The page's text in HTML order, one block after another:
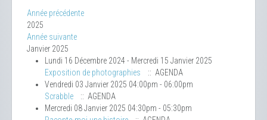
Année précédente
2025
Année suivante
Janvier 2025
Lundi 16 Décembre 2024 - Mercredi 15 Janvier 2025
Exposition de photographies
:: AGENDA
Vendredi 03 Janvier 2025 04:00pm - 06:00pm
Scrabble
:: AGENDA
Mercredi 08 Janvier 2025 04:30pm - 05:30pm